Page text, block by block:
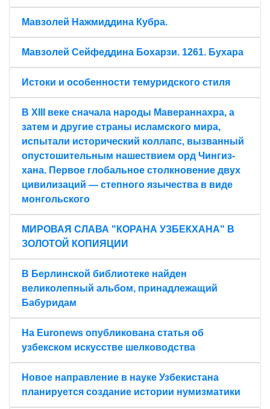
Мавзолей Нажмиддина Кубра.
Мавзолей Сейфеддина Бохарзи. 1261. Бухара
Истоки и особенности темуридского стиля
В XIII веке сначала народы Мавераннахра, а
затем и другие страны исламского мира,
испытали исторический коллапс, вызванный
опустошительным нашествием орд Чингиз-
хана. Первое глобальное столкновение двух
цивилизаций — степного язычества в виде
монгольского
МИРОВАЯ СЛАВА "КОРАНА УЗБЕКХАНА" В
ЗОЛОТОЙ КОПИЯЦИИ
В Берлинской библиотеке найден
великолепный альбом, принадлежащий
Бабуридам
На Euronews опубликована статья об
узбекском искусстве шелководства
Новое направление в науке Узбекистана
планируется создание истории нумизматики